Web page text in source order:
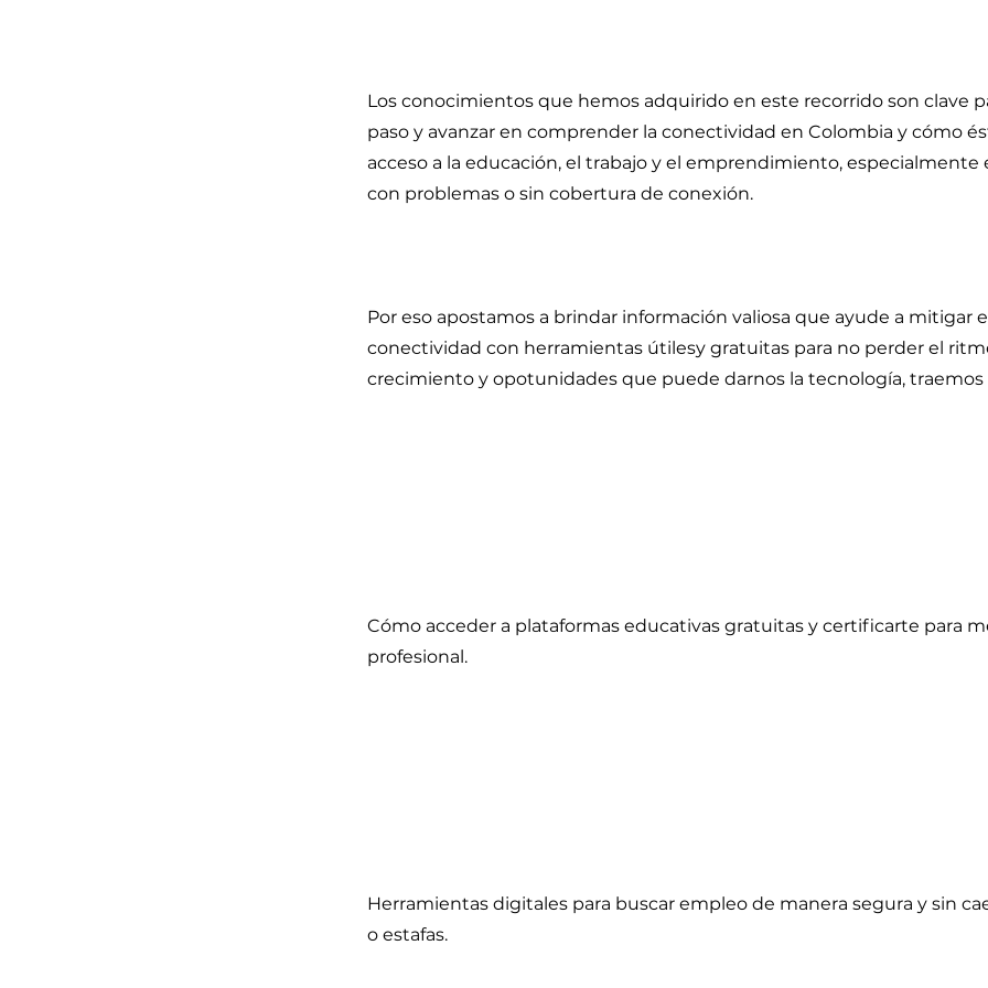
Los conocimientos que hemos adquirido en este recorrido son clave
paso y avanzar en comprender la conectividad en Colombia y cómo
acceso a la educación, el trabajo y el emprendimiento, especialmente
con problemas o sin cobertura de conexión.
Por eso apostamos a brindar información valiosa que ayude a mitigar
conectividad con herramientas útilesy gratuitas para no perder el
crecimiento y opotunidades que puede darnos la tecnología, traemos
Cómo acceder a plataformas educativas gratuitas y certificarte para
profesional.
Herramientas digitales para buscar empleo de manera segura y sin
o estafas.